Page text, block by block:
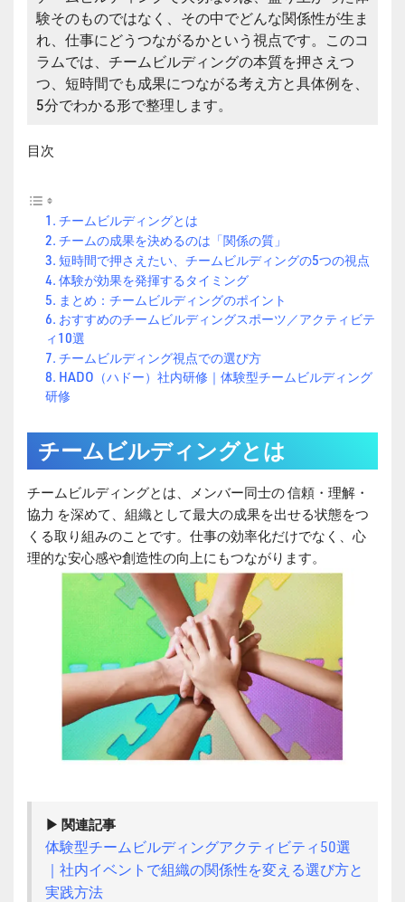
験そのものではなく、その中でどんな関係性が生ま
れ、仕事にどうつながるかという視点です。このコ
ラムでは、チームビルディングの本質を押さえつ
つ、短時間でも成果につながる考え方と具体例を、
5分でわかる形で整理します。
目次
チームビルディングとは
チームの成果を決めるのは「関係の質」
短時間で押さえたい、チームビルディングの5つの視点
体験が効果を発揮するタイミング
まとめ：チームビルディングのポイント
おすすめのチームビルディングスポーツ／アクティビテ
ィ10選
チームビルディング視点での選び方
HADO（ハドー）社内研修｜体験型チームビルディング
研修
チームビルディングとは
チームビルディングとは、メンバー同士の 信頼・理解・
協力 を深めて、組織として最大の成果を出せる状態をつ
くる取り組みのことです。仕事の効率化だけでなく、心
理的な安心感や創造性の向上にもつながります。
▶ 関連記事
体験型チームビルディングアクティビティ50選
｜社内イベントで組織の関係性を変える選び方と
実践方法